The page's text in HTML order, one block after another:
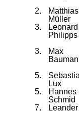
2.
Matthias
Müller
3.
Leonard
Philipps
3.
Max
5.
Lux
5.
Hannes
Schmid
7.